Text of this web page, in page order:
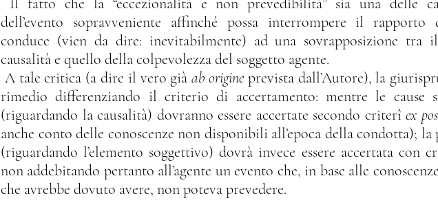
dell’evento sopravveniente affinché possa interrompere il rapporto
conduce (vien da dire: inevitabilmente) ad una sovrapposizione tra
causalità e quello della colpevolezza del soggetto agente.
A tale critica (a dire il vero già ab origine prevista dall’Autore), la
rimedio differenziando il criterio di accertamento: mentre le cause
(riguardando la causalità) dovranno essere accertate secondo criterî ex
anche conto delle conoscenze non disponibili all’epoca della condotta);
(riguardando l’elemento soggettivo) dovrà invece essere accertata con
non addebitando pertanto all’agente un evento che, in base alle
che avrebbe dovuto avere, non poteva prevedere.